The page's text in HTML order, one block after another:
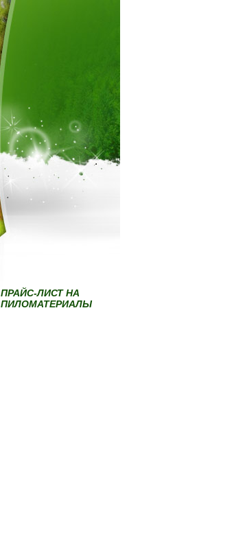
ПРАЙС-ЛИСТ НА
ПИЛОМАТЕРИАЛЫ